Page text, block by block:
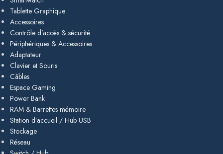
Tablette Graphique
Accessoires
Contrôle d’accès & sécurité
Périphériques & Accessoires
Adaptateur
Clavier et Souris
Câbles
Espace Gaming
Power Bank
RAM & Barrettes mémoire
Station d’accueil / Hub USB
Stockage
Réseau